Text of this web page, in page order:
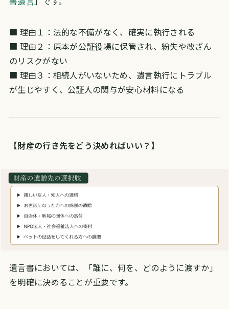
■ 理由１：法的な不備がなく、確実に執行される
■ 理由２：原本が公証役場に保管され、紛失や改ざん
のリスクがない
■ 理由３：相続人がいないため、遺言執行にトラブル
が生じやすく、公証人の関与が安心材料になる
【財産の行き先をどう決めればいい？】
遺言書においては、「誰に、何を、どのように渡すか」
を明確に決めることが重要です。